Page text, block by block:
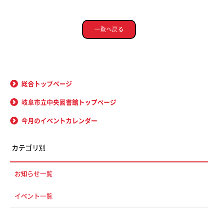
一覧へ戻る
総合トップページ
岐阜市立中央図書館トップページ
今月のイベントカレンダー
カテゴリ別
お知らせ一覧
イベント一覧